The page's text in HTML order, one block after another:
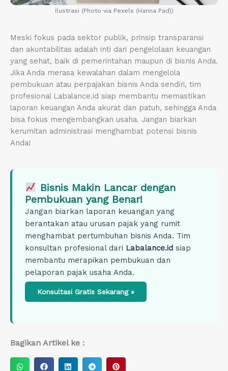
Ilustrasi (Photo via Pexels (Hanna Pad))
Meski fokus pada sektor publik, prinsip transparansi
dan akuntabilitas adalah inti dari pengelolaan keuangan
yang sehat, baik di pemerintahan maupun di bisnis Anda.
Jika Anda merasa kewalahan dalam mengelola
pembukuan atau perpajakan bisnis Anda sendiri, tim
profesional Labalance.id siap membantu memastikan
laporan keuangan Anda akurat dan patuh, sehingga Anda
bisa fokus mengembangkan usaha. Jangan biarkan
kerumitan administrasi menghambat potensi bisnis
Anda!
Bisnis Makin Lancar dengan
Pembukuan yang Benar!
Jangan biarkan laporan keuangan yang
berantakan atau urusan pajak yang rumit
menghambat pertumbuhan bisnis Anda. Tim
konsultan profesional dari Labalance.id siap
membantu merapikan pembukuan dan
pelaporan pajak usaha Anda.
Konsultasi Gratis Sekarang »
Bagikan Artikel ke :
S S S